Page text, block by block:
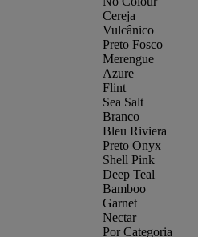
Cereja
Vulcânico
Preto Fosco
Merengue
Azure
Flint
Sea Salt
Branco
Bleu Riviera
Preto Onyx
Shell Pink
Deep Teal
Bamboo
Garnet
Nectar
Por Categoria